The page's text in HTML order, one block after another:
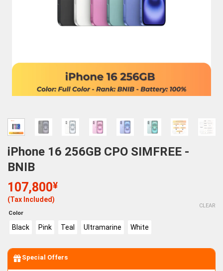
iPhone 16 256GB CPO SIMFREE -
BNIB
107,800¥
(Tax Included)
Color
Black Pink Teal Ultramarine White
CLEAR
Special Offers